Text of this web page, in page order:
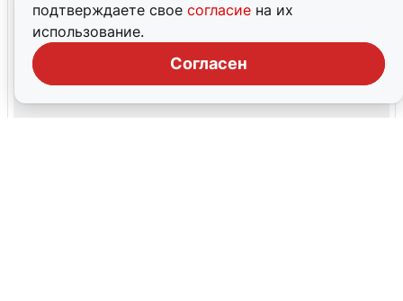
подтверждаете свое согласие на их
использование.
Согласен